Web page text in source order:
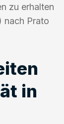
zu erhalten
nach Prato
in